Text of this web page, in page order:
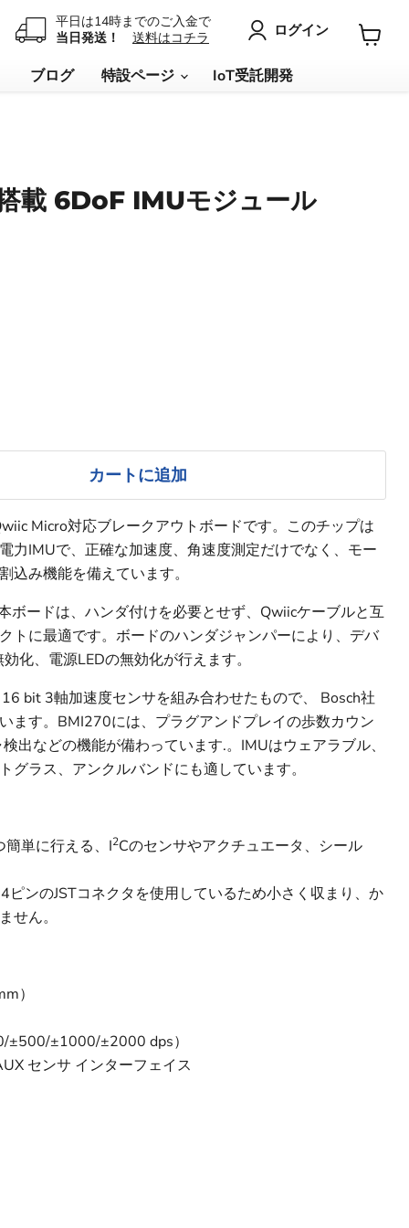
平日は14時までのご入金で
当日発送！
送料はコチラ ログイン
ブログ 特設ページ IoT受託開発
6DoF IMUモジュール
カートに追加
Micro対応ブレークアウトボードです。このチップは
力IMUで、正確な加速度、角速度測定だけでなく、モー
み機能を備えています。
ードは、ハンダ付けを必要とせず、Qwiicケーブルと互
トに最適です。ボードのハンダジャンパーにより、デバ
化、電源LEDの無効化が行えます。
bit 3軸加速度センサを組み合わせたもので、 Bosch社
ます。BMI270には、プラグアンドプレイの歩数カウン
出などの機能が備わっています.。IMUはウェアラブル、
ラス、アンクルバンドにも適しています。
単に行える、I2Cのセンサやアクチュエータ、シール
ンのJSTコネクタを使用しているため小さく収まり、か
せん。
）
±500/±1000/±2000 dps）
センサ インターフェイス